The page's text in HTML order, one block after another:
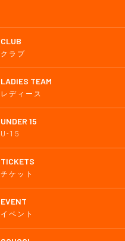
CLUB
クラブ
LADIES TEAM
レディース
UNDER 15
U-15
TICKETS
チケット
EVENT
イベント